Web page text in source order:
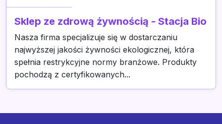
Sklep ze zdrową żywnością - Stacja Bio
Nasza firma specjalizuje się w dostarczaniu
najwyższej jakości żywności ekologicznej, która
spełnia restrykcyjne normy branżowe. Produkty
pochodzą z certyfikowanych...